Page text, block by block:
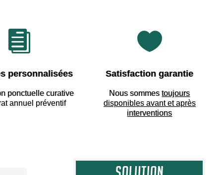

personnalisées
ponctuelle curative
annuel préventif

Satisfaction garantie
Nous sommestoujours
disponibles avant et après
interventions